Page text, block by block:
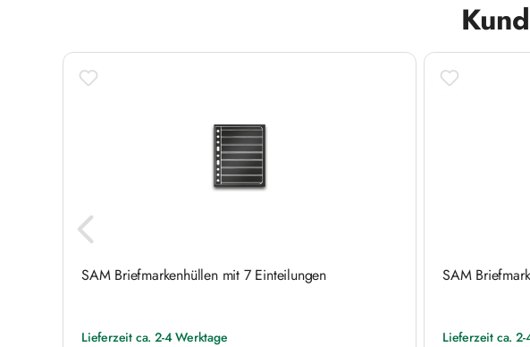
Eine geeignete Aufbewahrung hilft dabei, Ihre Sammlung
Hüllen sicher, geordnet und stilvoll auf.
Lieferung erfolgt ohne Briefmarken!
SAM Briefmarkenhüllen mit 7 Einteilungen
Lieferzeit ca. 2-4 Werktage
SAM
Lieferzeit ca.